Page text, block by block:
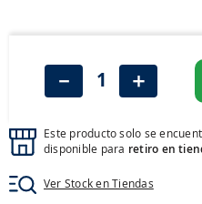
＋
－
Este producto solo se
disponible para retiro en
Ver Stock en Tiendas
john deere